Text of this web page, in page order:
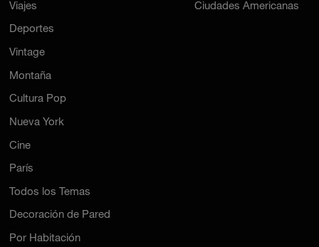
Viajes
Deportes
Ciudades Americanas
Vintage
Montaña
Cultura Pop
Nueva York
Cine
París
Todos los Temas
Decoración de Pared
Por Habitación